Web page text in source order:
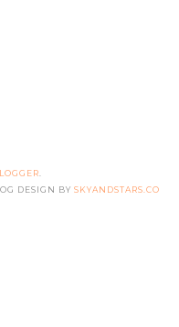
DESIGN BY SKYANDSTARS.CO